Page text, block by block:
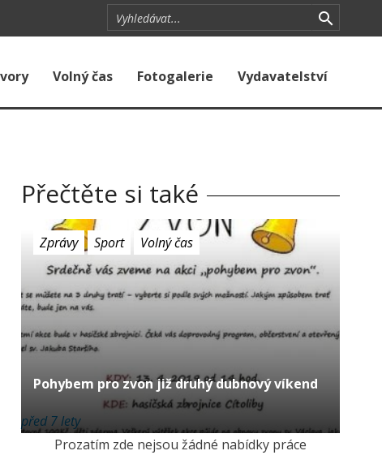
Volný čas Fotogalerie Vydavatelství
Přečtěte si také
Zprávy Sport Volný čas
Pohybem pro zvon již druhý dubnový víkend
před 7 lety
Prozatím zde nejsou žádné nabídky práce